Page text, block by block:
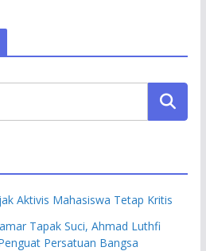
Aktivis Mahasiswa Tetap Kritis
Tapak Suci, Ahmad Luthfi
Persatuan Bangsa